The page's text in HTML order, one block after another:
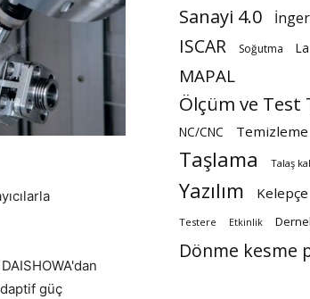
güç
Sanayi 4.0
ISCAR Soğutma
MAPAL
Ölçüm ve Test
NC/CNC Temizleme
Taşlama Talaş
Yazılım Kelepçe
Testere Etkinlik
Dönme kesme